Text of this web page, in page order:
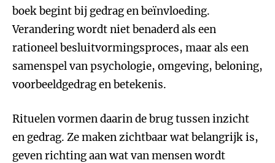
boek begint bij gedrag en beïnvloeding.
Verandering wordt niet benaderd als een
rationeel besluitvormingsproces, maar als een
samenspel van psychologie, omgeving, beloning,
voorbeeldgedrag en betekenis.
Rituelen vormen daarin de brug tussen inzicht
en gedrag. Ze maken zichtbaar wat belangrijk is,
geven richting aan wat van mensen wordt